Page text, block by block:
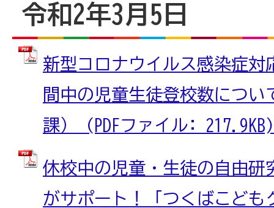
令和2年3月5日
新型コロナウイルス感染症対
間中の児童生徒登校数につ
課） (PDFファイル: 217.9KB)
休校中の児童・生徒の自由研
がサポート！「つくばこども